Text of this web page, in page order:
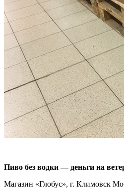
Пиво без водки — деньги на
Магазин «Глобус», г. Климовск